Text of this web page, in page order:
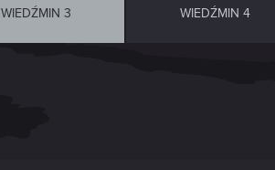
WIEDŹMIN 3 WIEDŹMIN 4